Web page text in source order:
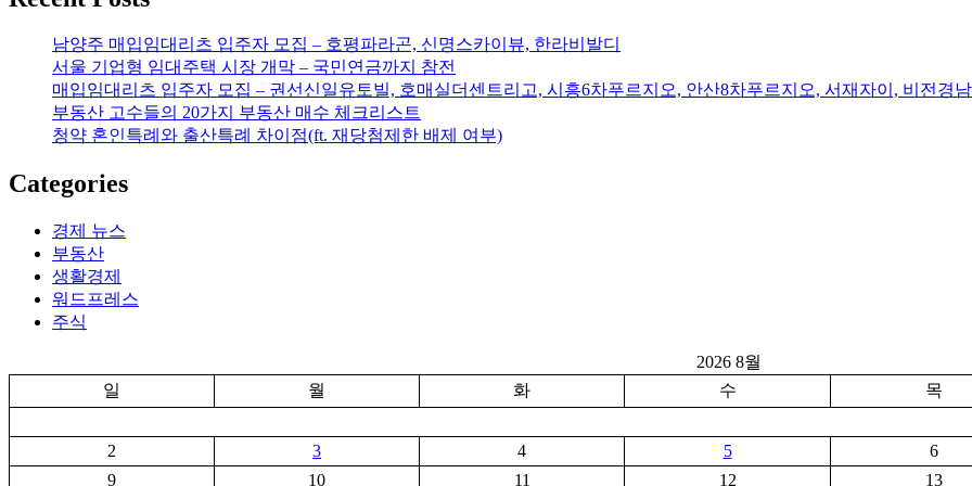
남양주 매입임대리츠 입주자 모집 – 호평파라곤, 신명스카이뷰, 한라비발디
서울 기업형 임대주택 시장 개막 – 국민연금까지 참전
매입임대리츠 입주자 모집 – 권선신일유토빌, 호매실더센트리고, 시흥6차푸르지오, 안산8차푸르지오, 서재자이, 비전경
부동산 고수들의 20가지 부동산 매수 체크리스트
청약 혼인특례와 출산특례 차이점(ft. 재당첨제한 배제 여부)
Categories
경제 뉴스
부동산
생활경제
워드프레스
주식
2026 8월
일
월 화 수 목
2
3 4 5 6
9
10 11 12 13